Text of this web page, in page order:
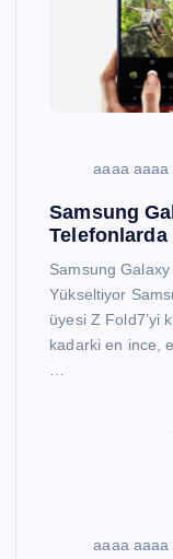
aaaa aaaa
Samsung
Telefonlarda
Samsung Galaxy
Yükseltiyor
üyesi Z Fold7’yi
kadarki en ince,
aaaa aaaa